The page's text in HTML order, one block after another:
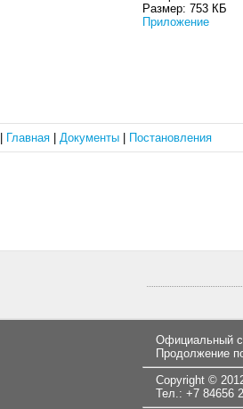
Размер: 753 КБ
Приложение
Главная Документы Постановления
Официальный
Продолжение
Copyright ©
Тел.: +7 84656